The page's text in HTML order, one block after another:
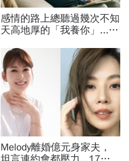
感情的路上總聽過幾次不知
天高地厚的「我養你」....
爸說的那句最真
Melody離婚億元身家夫，